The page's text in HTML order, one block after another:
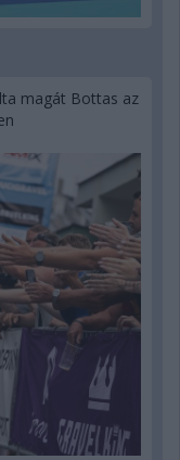
magát Bottas az